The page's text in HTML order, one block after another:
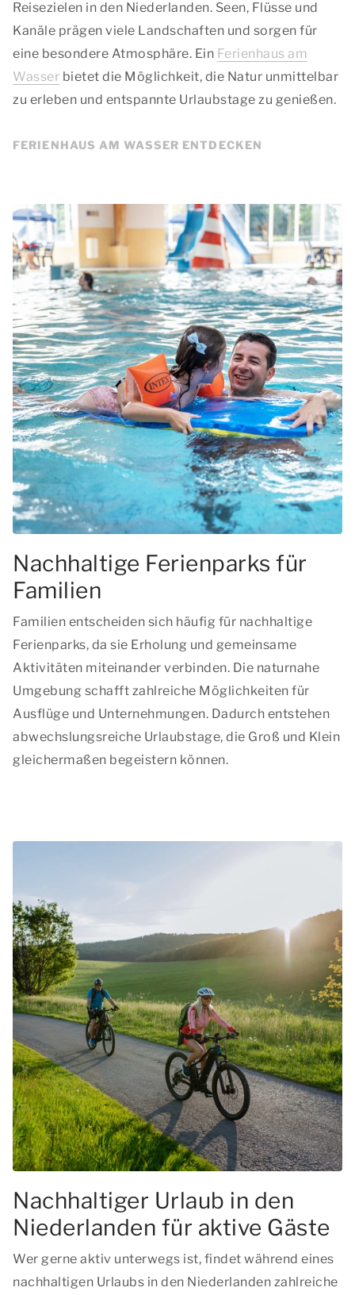
Reisezielen in den Niederlanden. Seen, Flüsse und
Kanäle prägen viele Landschaften und sorgen für
eine besondere Atmosphäre. Ein Ferienhaus am
Wasser bietet die Möglichkeit, die Natur unmittelbar
zu erleben und entspannte Urlaubstage zu genießen.
FERIENHAUS AM WASSER ENTDECKEN
Nachhaltige Ferienparks für
Familien
Familien entscheiden sich häufig für nachhaltige
Ferienparks, da sie Erholung und gemeinsame
Aktivitäten miteinander verbinden. Die naturnahe
Umgebung schafft zahlreiche Möglichkeiten für
Ausflüge und Unternehmungen. Dadurch entstehen
abwechslungsreiche Urlaubstage, die Groß und Klein
gleichermaßen begeistern können.
Nachhaltiger Urlaub in den
Niederlanden für aktive Gäste
Wer gerne aktiv unterwegs ist, findet während eines
nachhaltigen Urlaubs in den Niederlanden zahlreiche